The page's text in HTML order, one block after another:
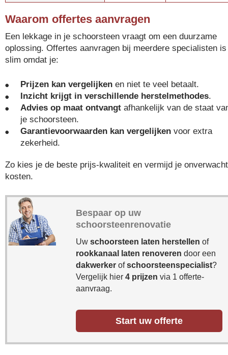
Waarom offertes aanvragen
Een lekkage in je schoorsteen vraagt om een duurzame
oplossing. Offertes aanvragen bij meerdere specialisten is
slim omdat je:
Prijzen kan vergelijken en niet te veel betaalt.
Inzicht krijgt in verschillende herstelmethodes.
Advies op maat ontvangt afhankelijk van de staat
je schoorsteen.
Garantievoorwaarden kan vergelijken voor extra
zekerheid.
Zo kies je de beste prijs-kwaliteit en vermijd je
kosten.
Bespaar op uw
schoorsteenrenovatie
Uw schoorsteen laten herstellen of
rookkanaal laten renoveren door een
dakwerker ofschoorsteenspecialist?
Vergelijk hier 4 prijzen via 1 offerte-
aanvraag.
Start uw offerte